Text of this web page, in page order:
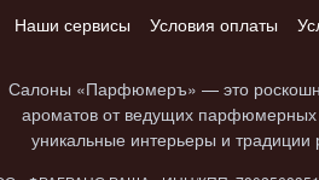
Наши сервисы Условия оплаты
Салоны «Парфюмеръ» — это
ароматов от ведущих парфюмерных
уникальные интерьеры и традиции